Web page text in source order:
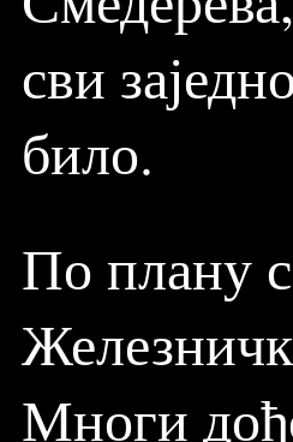
сви
било.
По плану
Многи